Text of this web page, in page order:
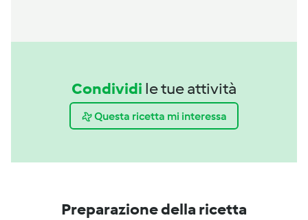
Condividi le tue attività
Questa ricetta mi interessa
Preparazione della ricetta